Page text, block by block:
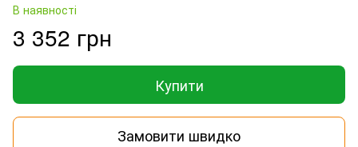
В наявності
3 352 грн
Купити
Замовити швидко